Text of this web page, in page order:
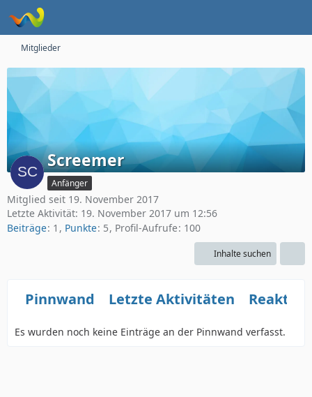
Mitglieder
Screemer
Anfänger
Mitglied seit 19. November 2017
Letzte Aktivität: 19. November 2017 um 12:56
Beiträge 1 Punkte 5 Profil-Aufrufe 100
Inhalte suchen
Pinnwand Letzte Aktivitäten
Es wurden noch keine Einträge an der Pinnwand verfasst.